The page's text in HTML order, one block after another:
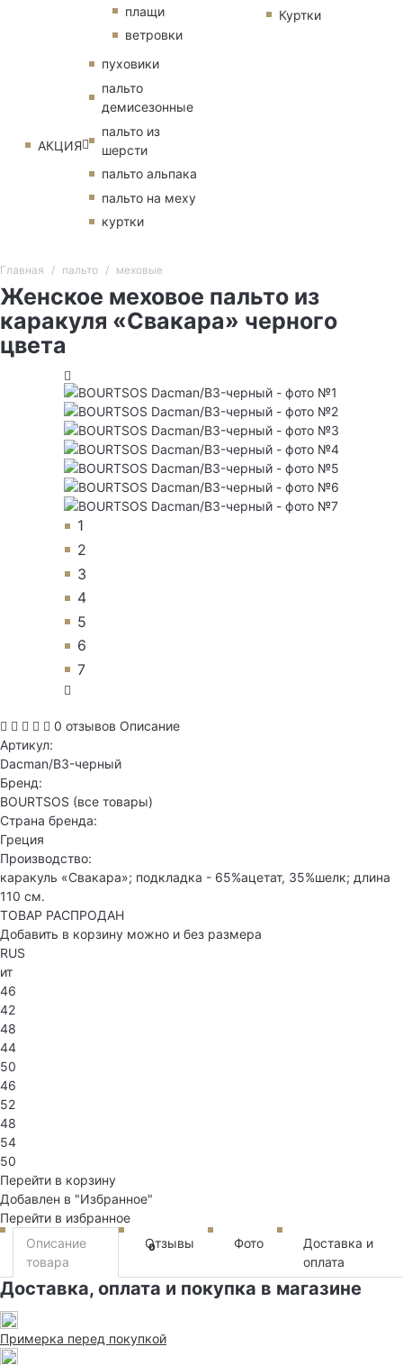
плащи
ветровки
АКЦИЯ
пуховики
пальто
демисезонные
пальто из
шерсти
пальто альпака
пальто на меху
куртки
Куртки
Главная пальто меховые
Женское меховое пальто из
каракуля «Свакара» черного
цвета
1
2
3
4
5
6
7
0 отзывов Описание
Артикул:
Dacman/B3-черный
Бренд:
BOURTSOS (все товары)
Страна бренда:
Греция
Производство:
каракуль «Свакара»; подкладка - 65%ацетат, 35%шелк; длина
110 см.
ТОВАР РАСПРОДАН
Добавить в корзину можно и без размера
RUS
ит
46
42
48
44
50
46
52
48
54
50
Перейти в корзину
Добавлен в "Избранное"
Перейти в избранное
Описание
товара
Отзывы
0 Фото
Доставка и
оплата
Доставка, оплата и покупка в магазине
Примерка перед покупкой